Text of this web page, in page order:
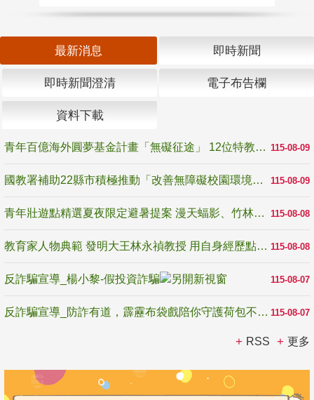
最新消息 即時新聞
即時新聞澄清 電子布告欄
資料下載
115-08-09
青年百億海外圓夢基金計畫「無礙征途」 12位特教與弱勢青年勇闖西班牙 跨越感官限制見證生命蛻變
115-08-09
國教署補助22縣市積極推動「改善無障礙校園環境計畫」 打造友善、安全、無礙學習空間
115-08-08
青年壯遊點精選夏夜限定避暑提案 漫天蝠影、竹林尋蛙、茶香夜觀 邀青年暮色出發
115-08-08
教育家人物典範 發明大王林永禎教授 用自身經歷點亮學生的路
115-08-07
反詐騙宣導_楊小黎-假投資詐騙
115-08-07
反詐騙宣導_防詐有道，霹靂布袋戲陪你守護荷包不受騙
RSS 更多